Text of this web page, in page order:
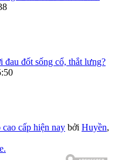
đau đốt sống cổ, thắt lưng?
cấp hiện nay bởi Huyền,